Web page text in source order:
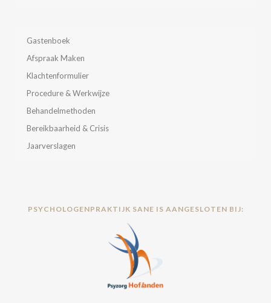
Gastenboek
Afspraak Maken
Klachtenformulier
Procedure & Werkwijze
Behandelmethoden
Bereikbaarheid & Crisis
Jaarverslagen
PSYCHOLOGENPRAKTIJK SANE IS AANGESLOTEN BIJ: